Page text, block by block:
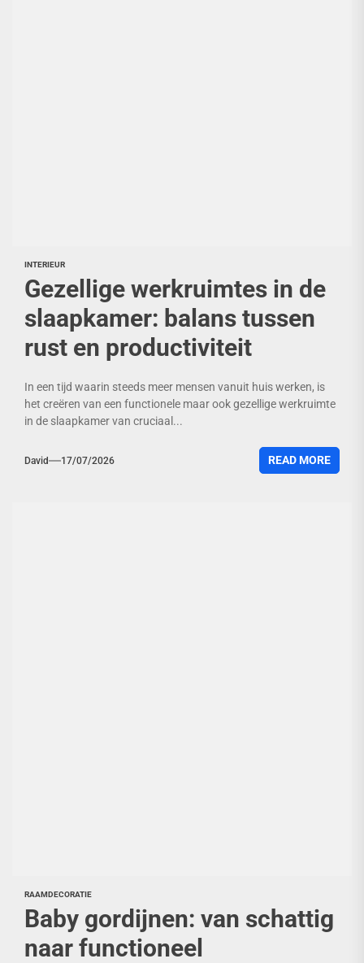
INTERIEUR
Gezellige werkruimtes in de
slaapkamer: balans tussen
rust en productiviteit
In een tijd waarin steeds meer mensen vanuit huis werken, is
het creëren van een functionele maar ook gezellige werkruimte
in de slaapkamer van cruciaal...
David 17/07/2026 READ MORE
RAAMDECORATIE
Baby gordijnen: van schattig
naar functioneel